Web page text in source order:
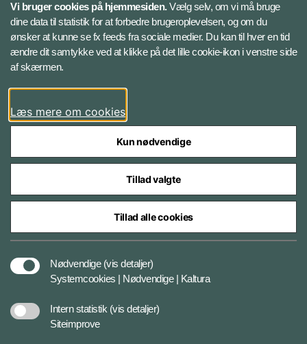
Instagram
Bluesky
LinkedIn
Styrelser og myndigheder under Forsvarsministeriet
Vi bruger cookies på hjemmesiden.Vælg selv, om vi må bruge
dine data til statistik for at forbedre brugeroplevelsen, og om du
ønsker at kunne se fx feeds fra sociale medier. Du kan til hver en tid
ændre dit samtykke ved at klikke på det lille cookie-ikon i venstre side
af skærmen.
Læs mere om cookies
Kun nødvendige
Tillad valgte
Tillad alle cookies
Nødvendige (vis detaljer)
Systemcookies | Nødvendige | Kaltura
Intern statistik (vis detaljer)
Siteimprove